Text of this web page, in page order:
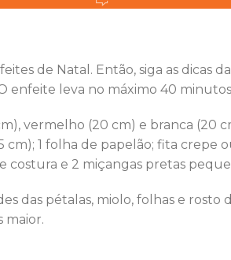
de Natal. Então, siga as dicas
enfeite leva no máximo 40
vermelho (20 cm) e branca (20
1 folha de papelão; fita crepe
costura e 2 miçangas pretas
das pétalas, miolo, folhas e rosto
maior.